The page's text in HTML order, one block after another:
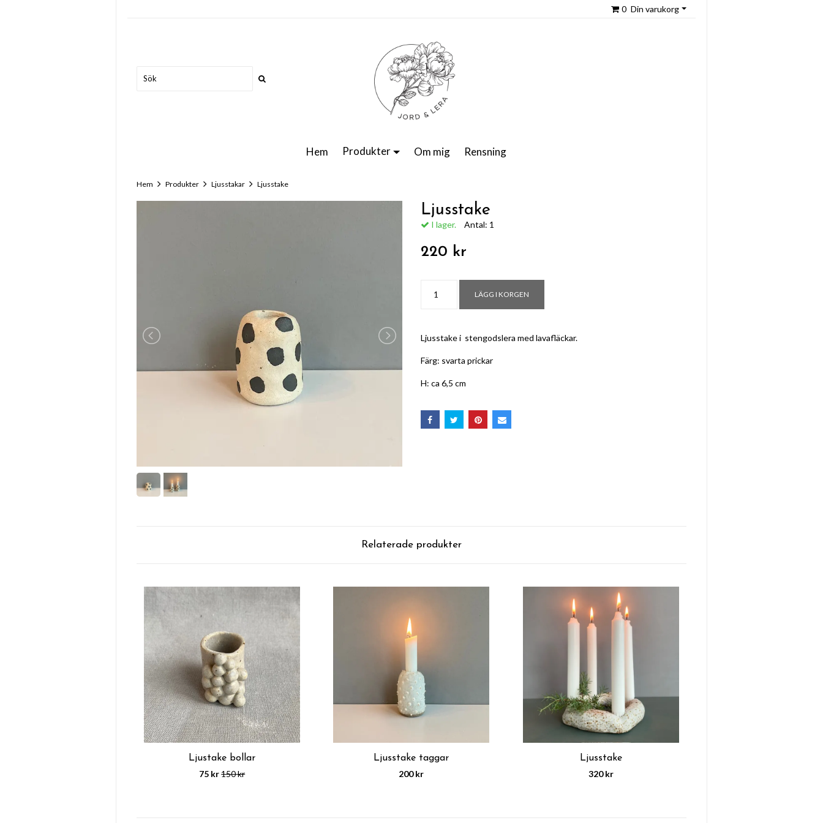
0 Din varukorg
Hem Produkter Om mig Rensning
Hem Produkter Ljusstakar Ljusstake
Ljusstake
I lager. Antal: 1
220 kr
LÄGG I KORGEN
Ljusstake i stengodslera med lavafläckar.
Färg: svarta prickar
H: ca 6,5 cm
Relaterade produkter
Ljustake bollar
75 kr150 kr
Ljusstake taggar
200 kr
Ljusstake
320 kr